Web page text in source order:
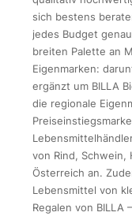
sich bestens
jedes Budget
breiten Palette an
Eigenmarken:
ergänzt um BILLA
die regionale
von Rind, Schwein,
Österreich an.
Lebensmittel von
Regalen von